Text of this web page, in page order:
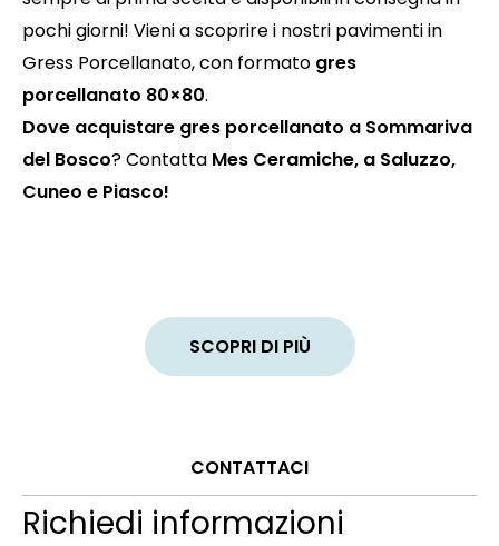
pochi giorni! Vieni a scoprire i nostri pavimenti in
Gress Porcellanato, con formato gres
porcellanato 80×80.
Dove acquistare gres porcellanato a Sommariva
del Bosco? Contatta Mes Ceramiche, a Saluzzo,
Cuneo e Piasco!
SCOPRI DI PIÙ
CONTATTACI
Richiedi informazioni